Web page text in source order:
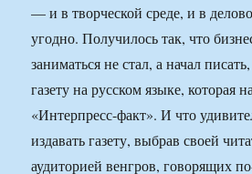
— и в творческой среде, и в
угодно. Получилось так, что
заниматься не стал, а начал
газету на русском языке, которая
«Интерпресс-факт». И что
издавать газету, выбрав своей
аудиторией венгров, говорящих